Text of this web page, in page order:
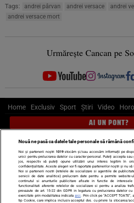
Tags: andrei pârvan andrei versace
andrei
andrei versace mort
Urmărește Cancan pe
Home Exclusiv Sport Știri Video
AI UN PONT?
Scrie-ne pe Whatsapp, sună la
pont@cancan.ro
Știri interne Știri externe
Ultimele stiri
Diete Insula Iubirii
Horoscop
Nouă ne pasă ca datele tale personale să rămână
Noi și partenerii noștri 1019stocăm și/sau accesăm informații pe
unici pentru prelucrarea datelor cu caracter personal. Puteți accepta
jos, respectiv vă puteți opune utilizării unui interes legitim în
confidențialitate. Aceste alegeri vor fi raportate partenerilor noștri și nu vă
Noi si partenerii nostri (retelele de socializare si agentiile de
servicii de date analitice) prelucram date pentru a permite website-
continutul si anunturile publicitare afisate in functie de
functionalitati aferente retelelor de socializare si pentru a analiza
prevazute de art. 15-22 din GDPR in legatura cu prelucrarea datelor
exercitate prin modalitatea indicataaici . Prin click pe “ACCEPT
tip Cookie, care implica inclusiv acceptul dvs. cu privire la stocarea/